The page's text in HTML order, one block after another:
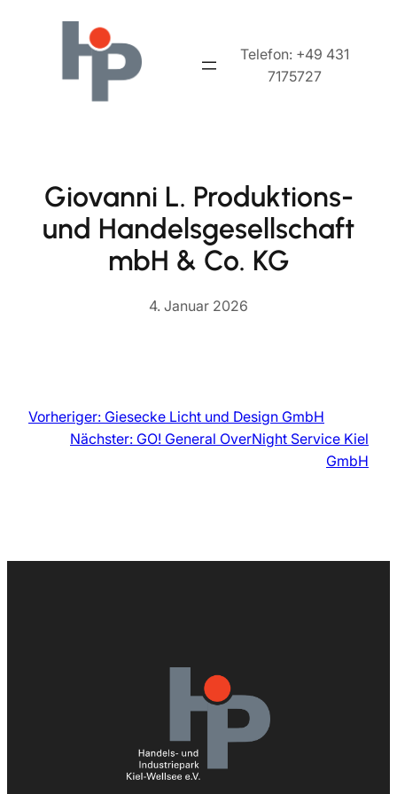
Telefon: +49 431
7175727
Giovanni L. Produktions-
und Handelsgesellschaft
mbH & Co. KG
4. Januar 2026
Vorheriger: Giesecke Licht und Design GmbH
Nächster: GO! General OverNight Service Kiel
GmbH